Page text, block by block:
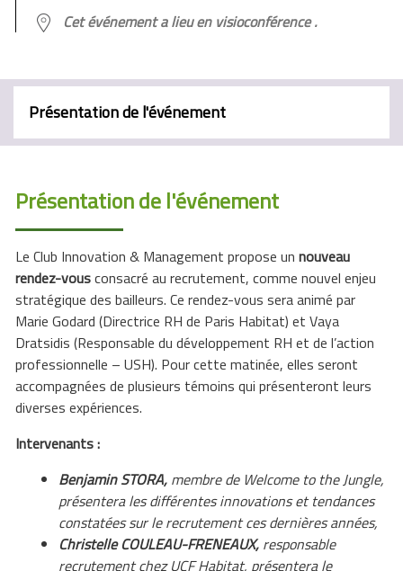
Cet événement a lieu en visioconférence .
Présentation de l'événement
Présentation de l'événement
Le Club Innovation & Management propose un nouveau
rendez-vousconsacré au recrutement, comme nouvel enjeu
stratégique des bailleurs. Ce rendez-vous sera animé par
Marie Godard (Directrice RH de Paris Habitat) et Vaya
Dratsidis (Responsable du développement RH et de l’action
professionnelle – USH). Pour cette matinée, elles seront
accompagnées de plusieurs témoins qui présenteront leurs
diverses expériences.
Intervenants :
Benjamin STORA, membre de Welcome to the Jungle,
présentera les différentes innovations et tendances
constatées sur le recrutement ces dernières années,
Christelle COULEAU-FRENEAUX, responsable
recrutement chez UCF Habitat, présentera le